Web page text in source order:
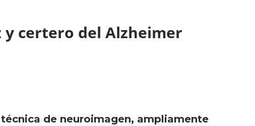
y certero del Alzheimer
de neuroimagen, ampliamente